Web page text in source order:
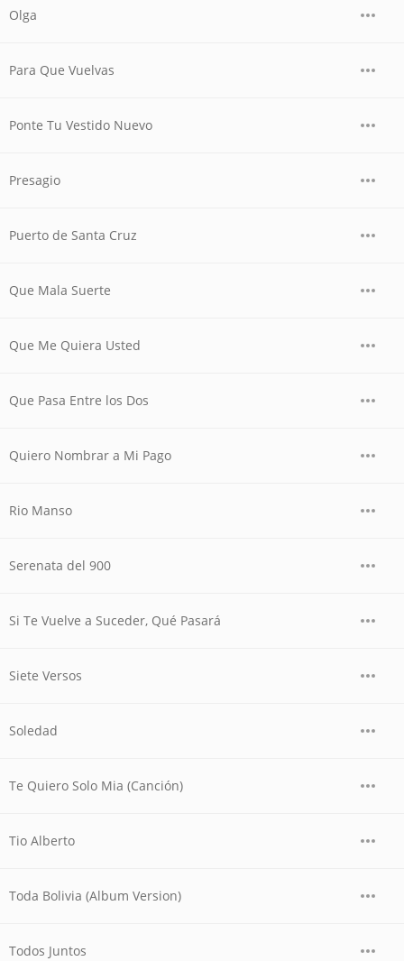
Olga
Para Que Vuelvas
Ponte Tu Vestido Nuevo
Presagio
Puerto de Santa Cruz
Que Mala Suerte
Que Me Quiera Usted
Que Pasa Entre los Dos
Quiero Nombrar a Mi Pago
Rio Manso
Serenata del 900
Si Te Vuelve a Suceder, Qué Pasará
Siete Versos
Soledad
Te Quiero Solo Mia (Canción)
Tio Alberto
Toda Bolivia (Album Version)
Todos Juntos